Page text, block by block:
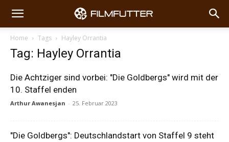
Home Tags Hayley Orrantia
Tag: Hayley Orrantia
Die Achtziger sind vorbei: "Die Goldbergs" wird mit der
10. Staffel enden
Arthur Awanesjan - 25. Februar 2023
"Die Goldbergs": Deutschlandstart von Staffel 9 steht